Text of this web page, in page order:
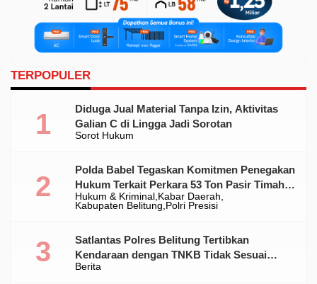
TERPOPULER
Sorot Hukum
Diduga Jual Material Tanpa Izin, Aktivitas
Galian C di Lingga Jadi Sorotan
Hukum & Kriminal Kabar Daerah
Kabupaten Belitung Polri Presisi
Polda Babel Tegaskan Komitmen Penegakan
Hukum Terkait Perkara 53 Ton Pasir Timah
Ilegal Di Belitung
Berita
Satlantas Polres Belitung Tertibkan
Kendaraan dengan TNKB Tidak Sesuai
Standar